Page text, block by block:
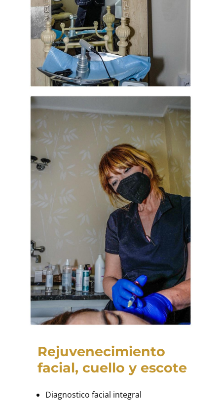
Rejuvenecimiento
facial, cuello y escote
Diagnostico facial integral